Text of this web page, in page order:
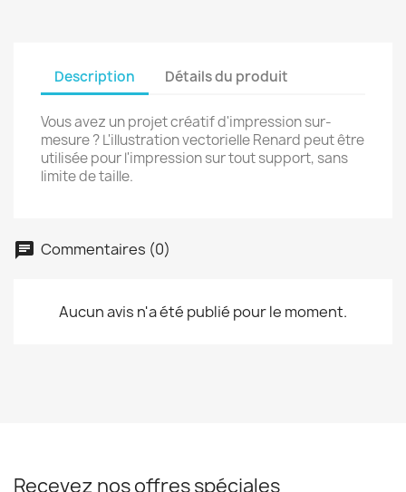
Description Détails du produit
Vous avez un projet créatif d'impression sur-
mesure ? L'illustration vectorielle Renard peut être
utilisée pour l'impression sur tout support, sans
limite de taille.
Commentaires (0)
Aucun avis n'a été publié pour le moment.
Recevez nos offres spéciales